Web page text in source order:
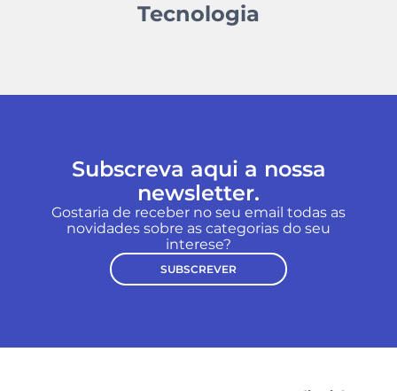
Tecnologia
Subscreva aqui a nossa
newsletter.
Gostaria de receber no seu email todas as
novidades sobre as categorias do seu
interese?
SUBSCREVER